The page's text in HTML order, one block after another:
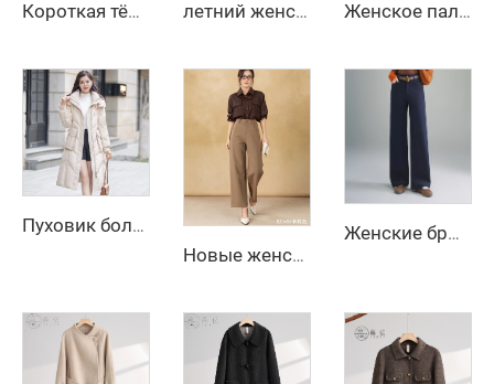
Короткая тёплая одежда для женщин, длинная пуховая куртка, белый пух, корейская женская куртка, усиленная женская зимняя куртка, куртки, холод летний женский короткий костюм 2025 года в французском стиле, двухкомпонентный, с юбкой до колена и пальто Женское пальто макси из шерсти на осень и зиму с поясом, отложным воротником, однотонное, свободного кроя, кардиган, элегантное длинное пальто
Пуховик большого размера на зиму для женщин, пальто-бомбер с пуфами, стёганое пальто с перьями, дизайнерский пуховик, парки
Новые женские свободные прямые широкие брюки с застежкой-молнией, повседневные анти-морщинные длинные брюки для зимы
Женские брюки с высокой талией и широкими штанинами на осень/зиму, офисные, дышащие, однотонные, длинные, с застежкой-молнией, анти-складка, с поясом